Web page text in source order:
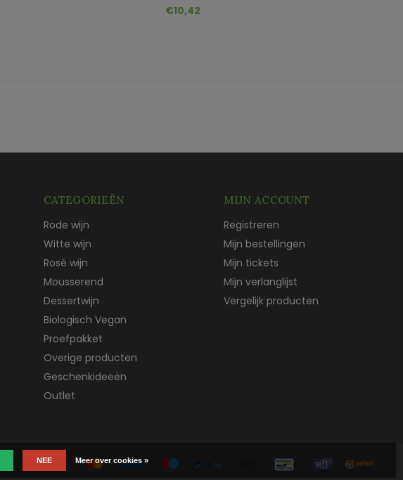
trocken
€10,42
CATEGORIEËN
Rode wijn
Witte wijn
Rosé wijn
Mousserend
Dessertwijn
Biologisch Vegan
Proefpakket
Overige producten
Geschenkideeën
Outlet
MIJN ACCOUNT
Registreren
Mijn bestellingen
Mijn tickets
Mijn verlanglijst
Vergelijk producten
NEE Meer over cookies »